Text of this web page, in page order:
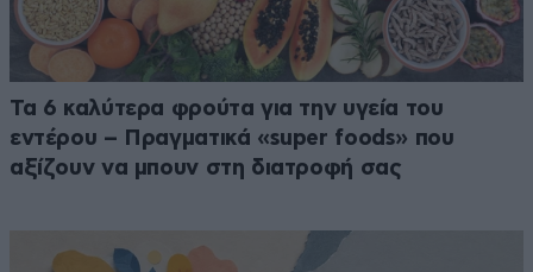
Τα 6 καλύτερα φρούτα για την υγεία του
εντέρου – Πραγματικά «super foods» που
αξίζουν να μπουν στη διατροφή σας